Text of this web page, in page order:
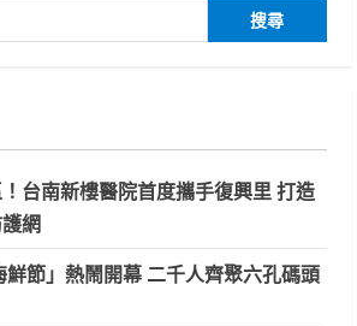
台南新樓醫院首度攜手復興里 打造
網
鮮節」熱鬧開幕 二千人齊聚六孔碼頭